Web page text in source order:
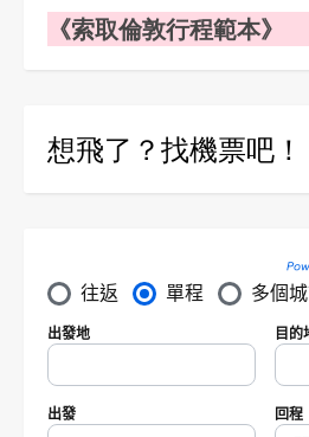
《索取倫敦行程範本》
想飛了？找機票吧！